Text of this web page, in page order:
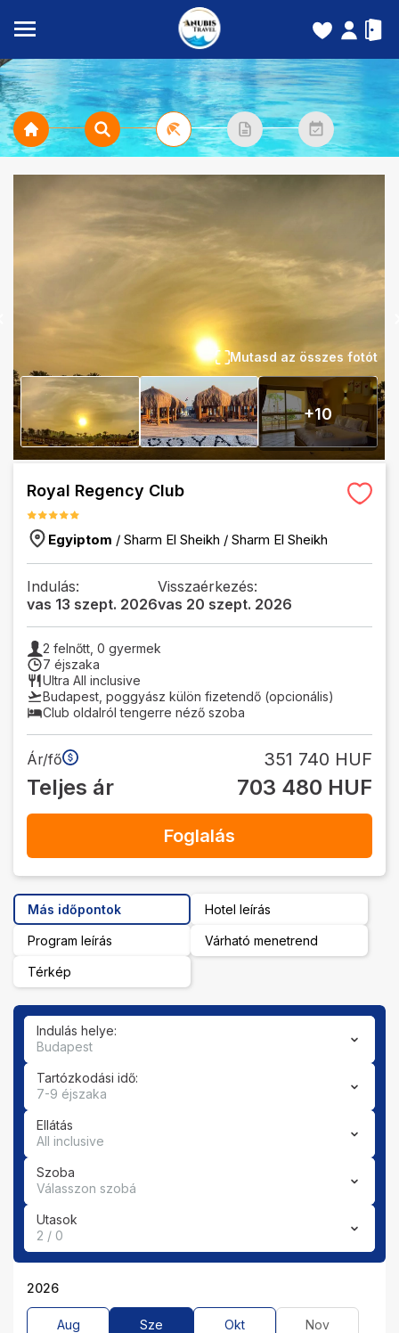
Mutasd az összes fotót
+10
Royal Regency Club
Egyiptom / Sharm El Sheikh / Sharm El Sheikh
Indulás:
vas 13 szept. 2026
Visszaérkezés:
vas 20 szept. 2026
2 felnőtt, 0 gyermek
7 éjszaka
Ultra All inclusive
Budapest poggyász külön fizetendő (opcionális)
Club oldalról tengerre néző szoba
Ár/fő 351 740 HUF
Teljes ár 703 480 HUF
Foglalás
Más időpontok Hotel leírás
Program leírás Várható menetrend
Térkép
Indulás helye:
Budapest
Tartózkodási idő:
7-9 éjszaka
Ellátás
All inclusive
Szoba
Válasszon szobá
Utasok
2 / 0
2026
Aug Sze Okt Nov